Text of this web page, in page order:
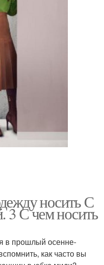
носить С
3 С чем носить
в прошлый осенне-
как часто вы